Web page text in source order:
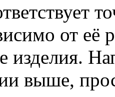
от её
изделия.
выше,